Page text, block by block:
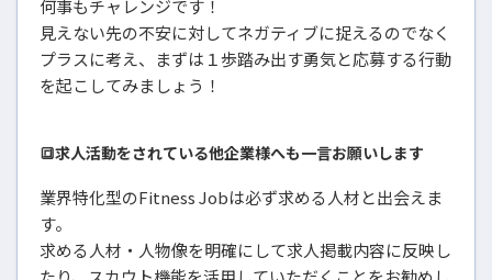
何事もチャレンジです！
見えない先の不安に対してネガティブに捉えるのでなく
プラスに考え、まずは１歩踏み出す勇気と応募する行動
を起こしてみましょう！
🔳求人活動をされている他企業様へも一言お願いします
業界特化型のFitness Jobは必ず求める人材と出会えま
す。
求める人材・人物像を明確にして求人掲載内容に反映し